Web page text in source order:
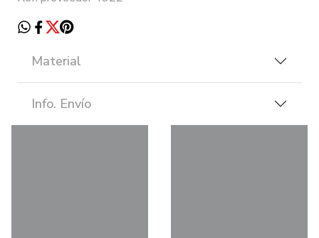
Material
Info. Envío